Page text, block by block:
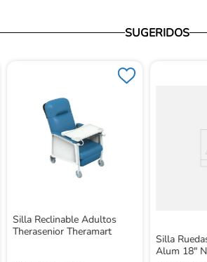
SUGERIDOS
Silla Reclinable Adultos
Therasenior Theramart
Silla
Alum 18"